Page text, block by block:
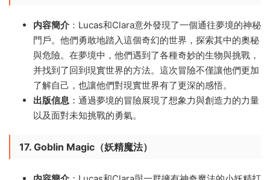
内容簡介 ：Lucas和Clara意外發現了一個通往夢境的神秘
門戶。他們勇敢地踏入這個奇幻的世界，探索其中的奧秘
與危險。在夢境中，他們遇到了各種奇妙的生物與挑戰，
并找到了回到現實世界的方法。這次冒險不僅讓他們更加
了解自己，也讓他們對現實世界有了更深的感悟。
出版信息 ：通過夢境的冒險展現了想象力與創造力的力量
以及面對未知挑戰的勇氣。
17. Goblin Magic（妖精魔法）